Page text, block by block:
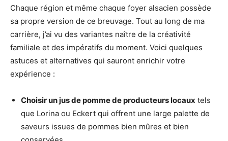
Chaque région et même chaque foyer alsacien possède
sa propre version de ce breuvage. Tout au long de ma
carrière, j’ai vu des variantes naître de la créativité
familiale et des impératifs du moment. Voici quelques
astuces et alternatives qui sauront enrichir votre
expérience :
Choisir un jus de pomme de producteurs locaux tels
que Lorina ou Eckert qui offrent une large palette de
saveurs issues de pommes bien mûres et bien